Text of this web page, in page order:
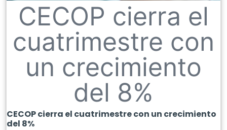
CECOP cierra el
cuatrimestre con
un crecimiento
del 8%
CECOP cierra el cuatrimestre con un crecimiento
del 8%